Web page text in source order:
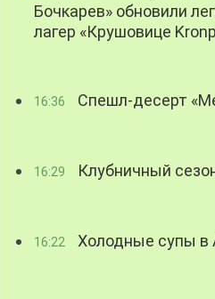
Бочкарев» обновили
лагер «Крушовице
16:36 Спешл-десерт
16:29 Клубничный
16:22 Холодные супы в